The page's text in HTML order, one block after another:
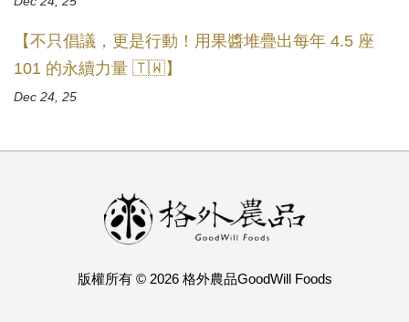
【不只倡議，更是行動！用果醬堆疊出每年 4.5 座
101 的永續力量 🇹🇼】
Dec 24, 25
版權所有 © 2026 格外農品GoodWill Foods